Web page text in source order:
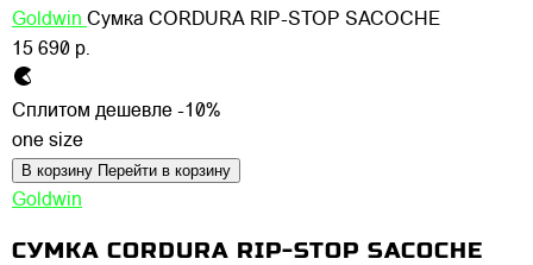
Goldwin Сумка CORDURA RIP-STOP SACOCHE
15 690 р.
Сплитом дешевле -10%
one size
В корзину Перейти в корзину
Goldwin
СУМКА CORDURA RIP-STOP SACOCHE